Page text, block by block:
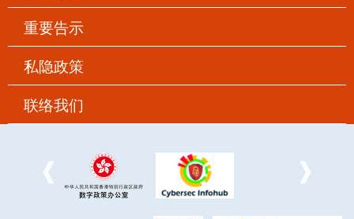
重要告示
私隐政策
联络我们